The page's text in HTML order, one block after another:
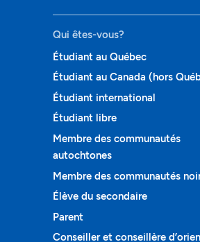
Qui êtes-vous?
Étudiant au Québec
Étudiant au Canada (hors
Étudiant international
Étudiant libre
Membre des communautés
autochtones
Membre des communautés
Élève du secondaire
Parent
Conseiller et conseillère